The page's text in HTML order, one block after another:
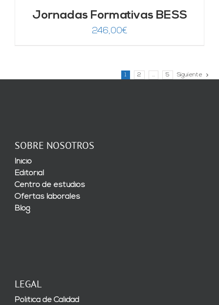
Jornadas Formativas BESS
246,00€
1 2 … 5 Siguiente
SOBRE NOSOTROS
Inicio
Editorial
Centro de estudios
Ofertas laborales
Blog
LEGAL
Política de Calidad